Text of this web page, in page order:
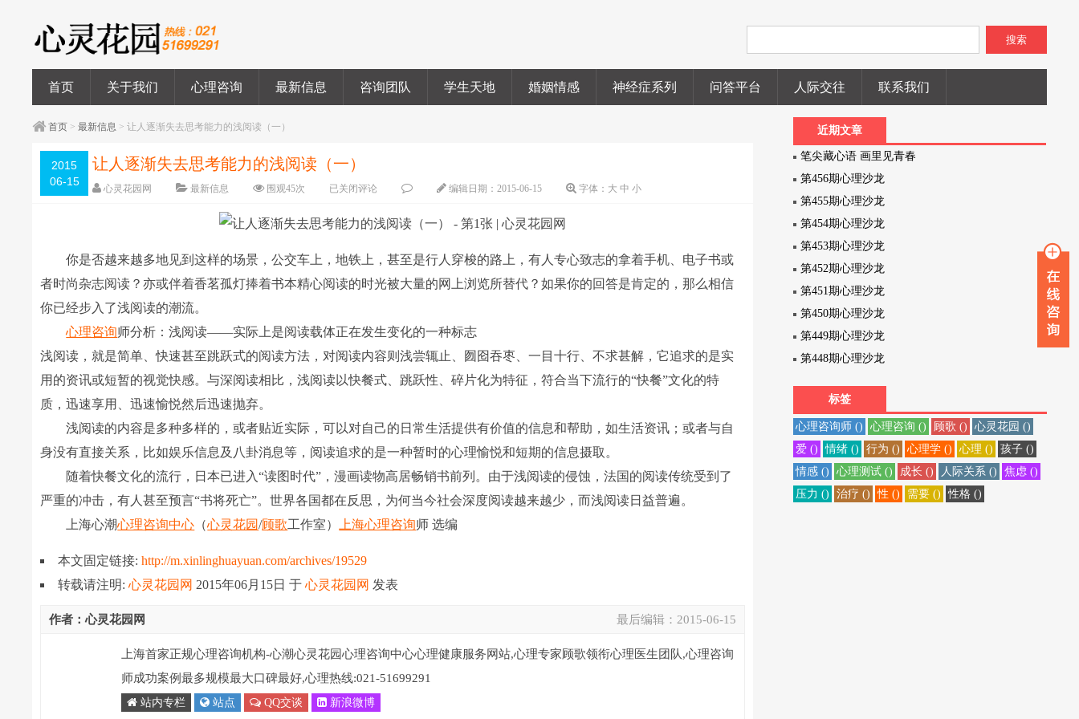
搜索
首页 关于我们 心理咨询 最新信息 咨询团队 学生天地 婚姻情感 神经症系列 问答平台 人际交往 联系我们
首页 >最新信息 > 让人逐渐失去思考能力的浅阅读（一）
2015
06-15
让人逐渐失去思考能力的浅阅读（一）
心灵花园网 最新信息 围观45次 已关闭评论 编辑日期：2015-06-15 字体： 大 中 小
你是否越来越多地见到这样的场景，公交车上，地铁上，甚至是行人穿梭的路上，有人专心致志的拿着手机、电子书或
者时尚杂志阅读？亦或伴着香茗孤灯捧着书本精心阅读的时光被大量的网上浏览所替代？如果你的回答是肯定的，那么相信
你已经步入了浅阅读的潮流。
心理咨询师分析：浅阅读――实际上是阅读载体正在发生变化的一种标志
浅阅读，就是简单、快速甚至跳跃式的阅读方法，对阅读内容则浅尝辄止、囫囵吞枣、一目十行、不求甚解，它追求的是实
用的资讯或短暂的视觉快感。与深阅读相比，浅阅读以快餐式、跳跃性、碎片化为特征，符合当下流行的“快餐”文化的特
质，迅速享用、迅速愉悦然后迅速抛弃。
浅阅读的内容是多种多样的，或者贴近实际，可以对自己的日常生活提供有价值的信息和帮助，如生活资讯；或者与自
身没有直接关系，比如娱乐信息及八卦消息等，阅读追求的是一种暂时的心理愉悦和短期的信息摄取。
随着快餐文化的流行，日本已进入“读图时代”，漫画读物高居畅销书前列。由于浅阅读的侵蚀，法国的阅读传统受到了
严重的冲击，有人甚至预言“书将死亡”。世界各国都在反思，为何当今社会深度阅读越来越少，而浅阅读日益普遍。
上海心潮心理咨询中心 （心灵花园/顾歌工作室） 上海心理咨询师 选编
本文固定链接:http://m.xinlinghuayuan.com/archives/19529
转载请注明:心灵花园网 2015年06月15日于心灵花园网 发表
最后编辑： 2015-06-15
作者：心灵花园网
上海首家正规心理咨询机构-心潮心灵花园心理咨询中心心理健康服务网站,心理专家顾歌领衔心理医生团队,心理咨询
师成功案例最多规模最大口碑最好,心理热线:021-51699291
站内专栏 站点 QQ交谈 新浪微博
近期文章
笔尖藏心语 画里见青春
第456期心理沙龙
第455期心理沙龙
第454期心理沙龙
第453期心理沙龙
第452期心理沙龙
第451期心理沙龙
第450期心理沙龙
第449期心理沙龙
第448期心理沙龙
标签
心理咨询师 () 心理咨询 () 顾歌 ()
心灵花园 ()
爱 ()
情绪 () 行为 () 心理学 () 心理 ()
孩子 ()
情感 ()
心理测试 () 成长 () 人际关系 ()
焦虑 ()
压力 ()
治疗 () 性 () 需要 () 性格 ()